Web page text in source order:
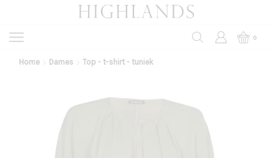
0
Home Dames Top - t-shirt - tuniek